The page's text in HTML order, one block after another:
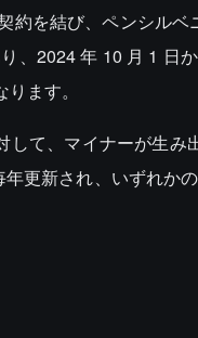
約を結び、ペンシル
、2024 年 10 月 1 日
ます。
て、マイナーが生み
更新され、いずれか